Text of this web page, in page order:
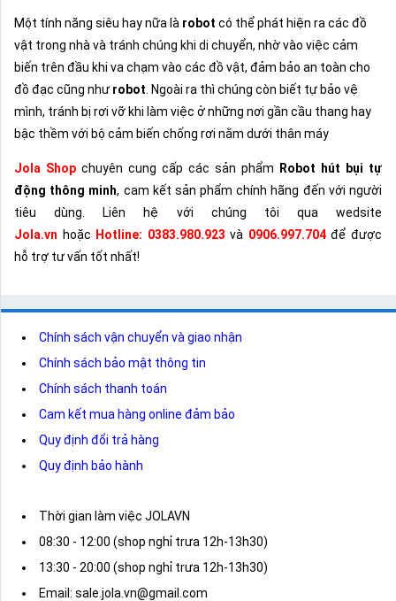
Một tính năng siêu hay nữa là robot có thể phát hiện ra các đồ
vật trong nhà và tránh chúng khi di chuyển, nhờ vào việc cảm
biến trên đầu khi va chạm vào các đồ vật, đảm bảo an toàn cho
đồ đạc cũng như robot. Ngoài ra thì chúng còn biết tự bảo vệ
mình, tránh bị rơi vỡ khi làm việc ở những nơi gần cầu thang hay
bậc thềm với bộ cảm biến chống rơi nằm dưới thân máy
Jola Shop chuyên cung cấp các sản phẩm
Robot hút bụi tự
động thông minh, cam kết sản phẩm chính hãng đến với người
tiêu dùng. Liên hệ với chúng tôi qua wedsite
Jola.vn hoặc Hotline: 0383.980.923 và 0906.997.704 để được
hỗ trợ tư vấn tốt nhất!
Chính sách vận chuyển và giao nhận
Chính sách bảo mật thông tin
Chính sách thanh toán
Cam kết mua hàng online đảm bảo
Quy định đổi trả hàng
Quy định bảo hành
Thời gian làm việc JOLAVN
08:30 - 12:00 (shop nghỉ trưa 12h-13h30)
13:30 - 20:00 (shop nghỉ trưa 12h-13h30)
Email: sale.jola.vn@gmail.com